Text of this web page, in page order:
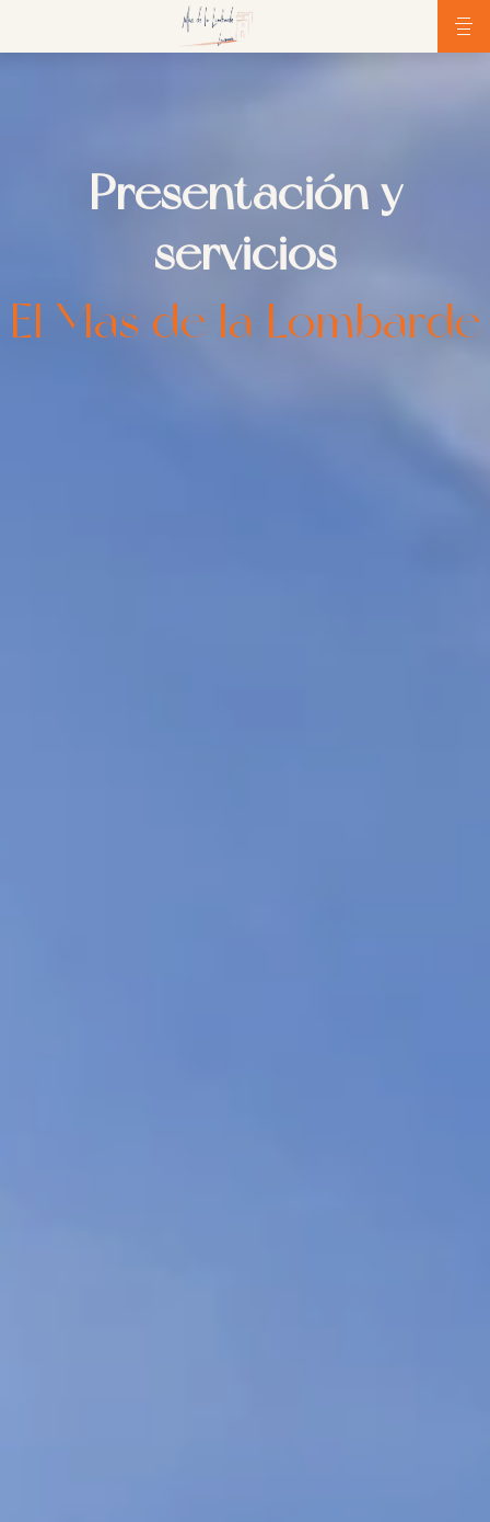
El Mas de la Lombarde
Presentación y
servicios